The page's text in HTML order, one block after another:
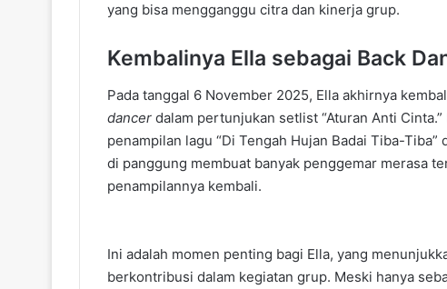
yang bisa mengganggu citra dan kinerja grup.
Kembalinya Ella sebagai Back
Pada tanggal 6 November 2025, Ella akhirnya
dancer dalam pertunjukan setlist “Aturan Anti
penampilan lagu “Di Tengah Hujan Badai Tiba-Tiba”
di panggung membuat banyak penggemar merasa
penampilannya kembali.
Ini adalah momen penting bagi Ella, yang
berkontribusi dalam kegiatan grup. Meski hanya